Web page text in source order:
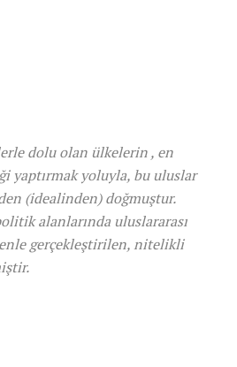
dolu olan ülkelerin , en
yaptırmak yoluyla, bu uluslar
(idealinden) doğmuştur.
alanlarında uluslararası
gerçekleştirilen, nitelikli